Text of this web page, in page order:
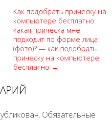
Как подобрать прическу на
компьютере бесплатно:
какая прическа мне
подходит по форме лица
(фото)? — как подобрать
прическу на компьютере
бесплатно →
Обязательные